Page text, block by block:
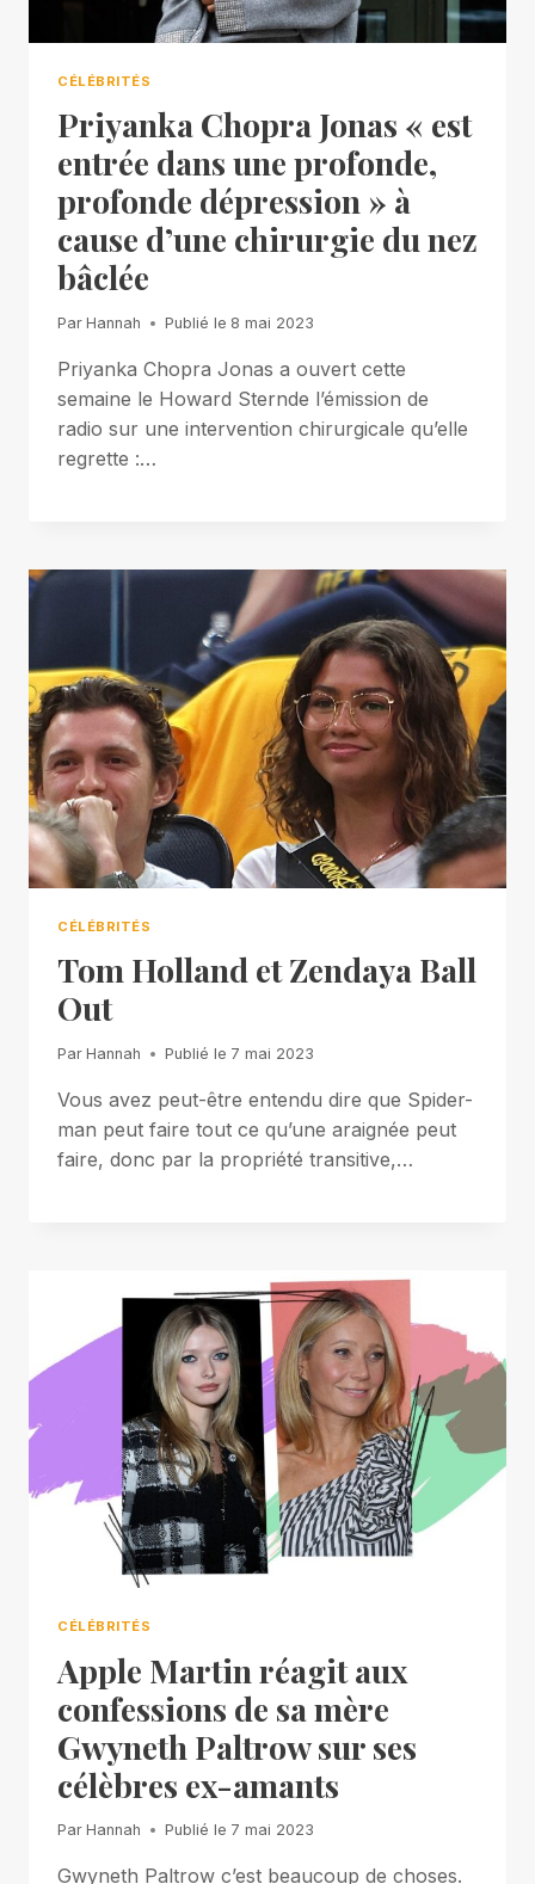
CÉLÉBRITÉS
Priyanka Chopra Jonas « est
entrée dans une profonde,
profonde dépression » à
cause d’une chirurgie du nez
bâclée
Par Hannah Publié le 8 mai 2023
Priyanka Chopra Jonas a ouvert cette
semaine le Howard Sternde l’émission de
radio sur une intervention chirurgicale qu’elle
regrette :…
CÉLÉBRITÉS
Tom Holland et Zendaya Ball
Out
Par Hannah Publié le 7 mai 2023
Vous avez peut-être entendu dire que Spider-
man peut faire tout ce qu’une araignée peut
faire, donc par la propriété transitive,…
CÉLÉBRITÉS
Apple Martin réagit aux
confessions de sa mère
Gwyneth Paltrow sur ses
célèbres ex-amants
Par Hannah Publié le 7 mai 2023
Gwyneth Paltrow c’est beaucoup de choses.